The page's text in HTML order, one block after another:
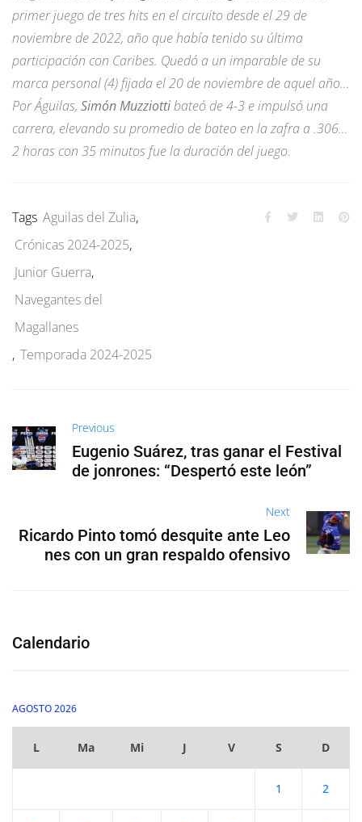
primer juego de tres hits en el circuito desde el 29 de
noviembre de 2022, año que había tenido su última
participación con Caribes. Quedó a un imparable de su
marca personal (4) fijada el 20 de noviembre de aquel año…
Por Águilas, Simón Muzziottibateó de 4-3 e impulsó una
carrera, elevando su promedio de bateo en la zafra a .306…
2 horas con 35 minutos fue la duración del juego.
Tags Aguilas del Zulia,
Crónicas 2024-2025,
Junior Guerra,
Navegantes del
Magallanes
, Temporada 2024-2025
Previous
Eugenio Suárez, tras ganar el Festival
de jonrones: “Despertó este león”
Next
Ricardo Pinto tomó desquite ante Leo
nes con un gran respaldo ofensivo
Calendario
AGOSTO 2026
L Ma Mi J V S D
1 2